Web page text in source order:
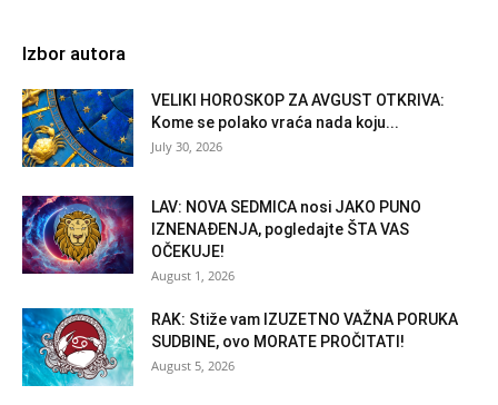
Izbor autora
VELIKI HOROSKOP ZA AVGUST OTKRIVA:
Kome se polako vraća nada koju...
July 30, 2026
LAV: NOVA SEDMICA nosi JAKO PUNO
IZNENAĐENJA, pogledajte ŠTA VAS
OČEKUJE!
August 1, 2026
RAK: Stiže vam IZUZETNO VAŽNA PORUKA
SUDBINE, ovo MORATE PROČITATI!
August 5, 2026